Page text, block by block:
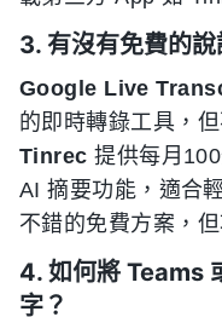
3. 有沒有免費的
Google Live
的即時轉錄工具，
Tinrec 提供每月
AI 摘要功能，適合
不錯的免費方案，
4. 如何將 Teams
字？